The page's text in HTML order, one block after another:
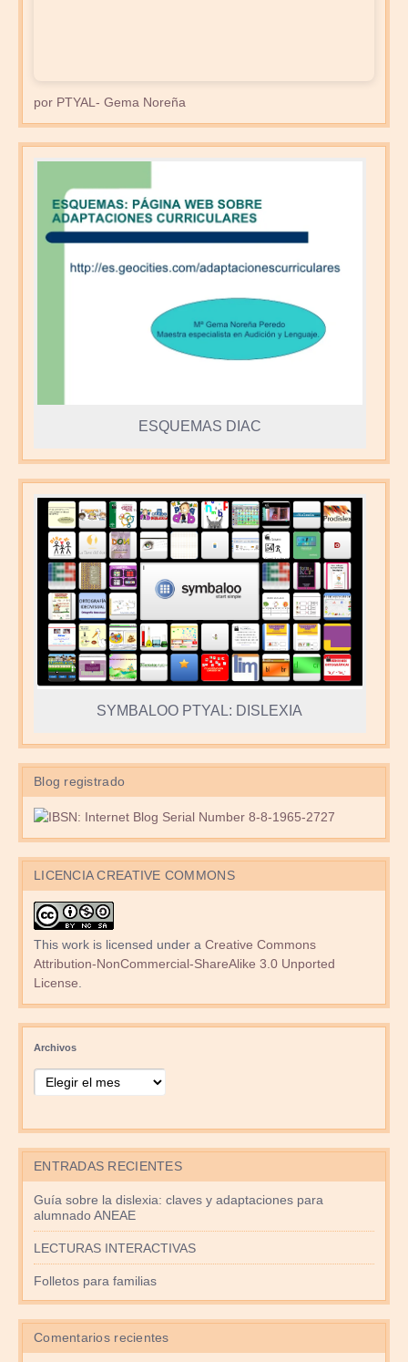
por PTYAL- Gema Noreña
ESQUEMAS DIAC
SYMBALOO PTYAL: DISLEXIA
Blog registrado
LICENCIA CREATIVE COMMONS
This work is licensed under a Creative Commons
Attribution-NonCommercial-ShareAlike 3.0 Unported
License.
Archivos
ENTRADAS RECIENTES
Guía sobre la dislexia: claves y adaptaciones para
alumnado ANEAE
LECTURAS INTERACTIVAS
Folletos para familias
Comentarios recientes